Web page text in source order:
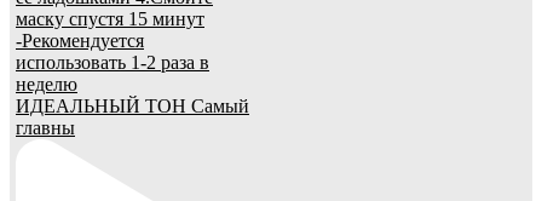
ИДЕАЛЬНЫЙ ТОН Самый
главны